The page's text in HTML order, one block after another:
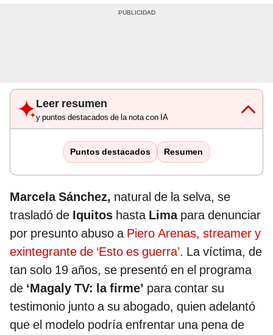
Leer resumen
y puntos destacados de la nota con IA
Puntos destacados Resumen
Marcela Sánchez, natural de la selva, se
trasladó de Iquitos hasta Limapara denunciar
por presunto abuso a Piero Arenas, streamer y
exintegrante de ‘Esto es guerra’. La víctima, de
tan solo 19 años, se presentó en el programa
de ‘Magaly TV: la firme’ para contar su
testimonio junto a su abogado, quien adelantó
que el modelo podría enfrentar una pena de